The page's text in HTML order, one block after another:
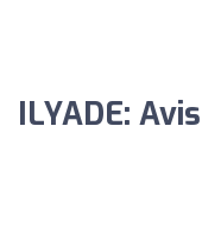
ILYADE: Avis